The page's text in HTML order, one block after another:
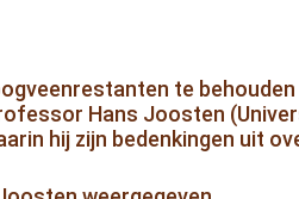
te
Hans Joosten
hij zijn bedenkingen uit